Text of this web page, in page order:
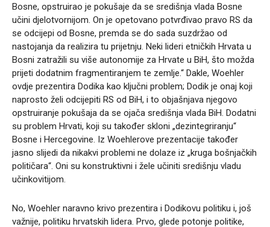
Bosne, opstruirao je pokušaje da se središnja vlada Bosne
učini djelotvornijom. On je opetovano potvrđivao pravo RS da
se odcijepi od Bosne, premda se do sada suzdržao od
nastojanja da realizira tu prijetnju. Neki lideri etničkih Hrvata u
Bosni zatražili su više autonomije za Hrvate u BiH, što možda
prijeti dodatnim fragmentiranjem te zemlje.“ Dakle, Woehler
ovdje prezentira Dodika kao ključni problem; Dodik je onaj koji
naprosto želi odcijepiti RS od BiH, i to objašnjava njegovo
opstruiranje pokušaja da se ojača središnja vlada BiH. Dodatni
su problem Hrvati, koji su također skloni „dezintegriranju“
Bosne i Hercegovine. Iz Woehlerove prezentacije također
jasno slijedi da nikakvi problemi ne dolaze iz „kruga bošnjačkih
političara“. Oni su konstruktivni i žele učiniti središnju vladu
učinkovitijom.
No, Woehler naravno krivo prezentira i Dodikovu politiku i, još
važnije, politiku hrvatskih lidera. Prvo, glede potonje politike,